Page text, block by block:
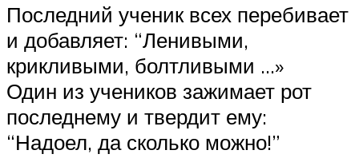
Последний ученик всех перебивает
и добавляет: “Ленивыми,
крикливыми, болтливыми …»
Один из учеников зажимает рот
последнему и твердит ему:
“Надоел, да сколько можно!”